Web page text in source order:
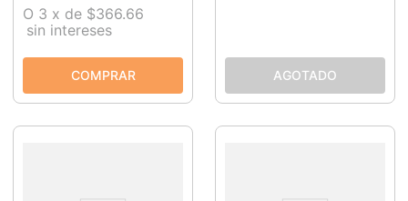
O 3 x de $366.66
sin intereses